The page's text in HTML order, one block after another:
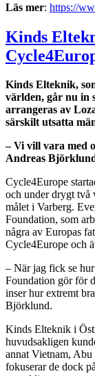
Läs mer: https://
Kinds
Kinds Elteknik,
världen, går nu in
arrangeras av
särskilt utsatta
– Vi vill vara med
Andreas
Cycle4Europe
och under drygt två
målet i Varberg.
Foundation, som
några av Europas
Cycle4Europe och
– När jag fick se
Foundation gör för
inser hur extremt
Björklund.
Kinds Elteknik i
huvudsakligen
annat Vietnam,
fokuserar de dock